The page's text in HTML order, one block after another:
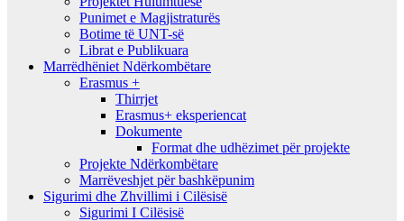
Punimet e Magjistraturës
Botime të UNT-së
Librat e Publikuara
Marrëdhëniet Ndërkombëtare
Erasmus +
Thirrjet
Erasmus+ eksperiencat
Dokumente
Format dhe udhëzimet për projekte
Projekte Ndërkombëtare
Marrëveshjet për bashkëpunim
Sigurimi dhe Zhvillimi i Cilësisë
Sigurimi I Cilësisë